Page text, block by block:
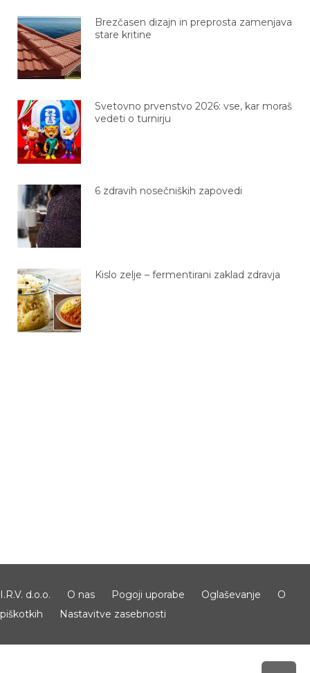
Brezčasen dizajn in preprosta zamenjava
stare kritine
Svetovno prvenstvo 2026: vse, kar moraš
vedeti o turnirju
6 zdravih nosečniških zapovedi
Kislo zelje – fermentirani zaklad zdravja
I.R.V. d.o.o. O nas Pogoji uporabe Oglaševanje
O
piškotkih
Nastavitve zasebnosti